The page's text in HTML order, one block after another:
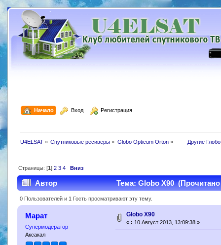
Начало Вход Регистрация
U4ELSAT» Cпутниковые ресиверы » Globo Opticum Orton» Другие
Страницы: [1] 2 3 4 Вниз
Автор Тема: Globo X90 (Прочитано
0 Пользователей и 1 Гость просматривают эту тему.
Марат
Супермодератор
Аксакал
Globo X90
« : 10 Август 2013, 13:09:38 »